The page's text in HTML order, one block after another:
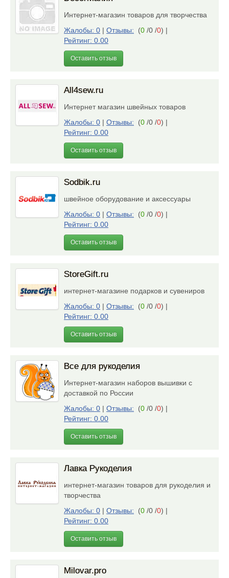
Интернет-магазин товаров для творчества
Жалобы: 0 | Отзывы: (0 /0 /0) |
Рейтинг: 0.00
Оставить отзыв
All4sew.ru
Интернет магазин швейных товаров
Жалобы: 0 | Отзывы: (0 /0 /0) |
Рейтинг: 0.00
Оставить отзыв
Sodbik.ru
швейное оборудование и аксессуары
Жалобы: 0 | Отзывы: (0 /0 /0) |
Рейтинг: 0.00
Оставить отзыв
StoreGift.ru
интернет-магазине подарков и сувениров
Жалобы: 0 | Отзывы: (0 /0 /0) |
Рейтинг: 0.00
Оставить отзыв
Все для рукоделия
Интернет-магазин наборов вышивки с
доставкой по России
Жалобы: 0 | Отзывы: (0 /0 /0) |
Рейтинг: 0.00
Оставить отзыв
Лавка Рукоделия
интернет-магазин товаров для рукоделия и
творчества
Жалобы: 0 | Отзывы: (0 /0 /0) |
Рейтинг: 0.00
Оставить отзыв
Milovar.pro